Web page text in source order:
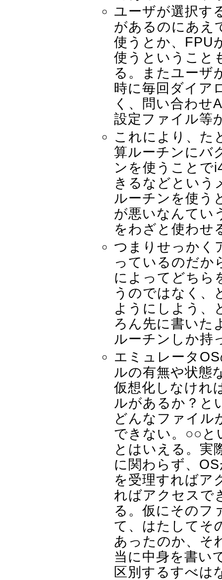
ユーザが選択す
があるのにあえ
使うとか、FPU
使うということ
る。またユーザ
時に毎回ダイア
く、問い合わせ
設定ファイル等
これにより、た
算ルーチンにバ
ンを使うことで
きるなどという
ルーチンを使う
が悪いなんてい
をわざと使わせ
つまりせっかく
っているのだか
によってどちら
うのではなく、
ようにしよう、
ろん先に書いた
ルーチンしか持
エミュレータ
ルの有無や状態
仮想化しなけれ
ルがあるか？と
どんなファイル
できない。○○と
とはいえる。実
に関わらず、
を受理すればア
ればアクセスで
る。仮にそのフ
て、はたしてそ
あったのか、そ
当に中身を書い
区別するすべは